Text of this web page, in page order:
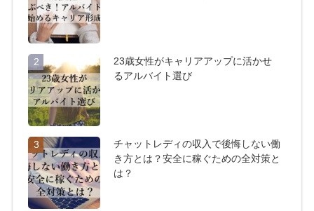
2
23歳女性がキャリアアップに活かせ
るアルバイト選び
3
チャットレディの収入で後悔しない働
き方とは？安全に稼ぐための全対策と
は？